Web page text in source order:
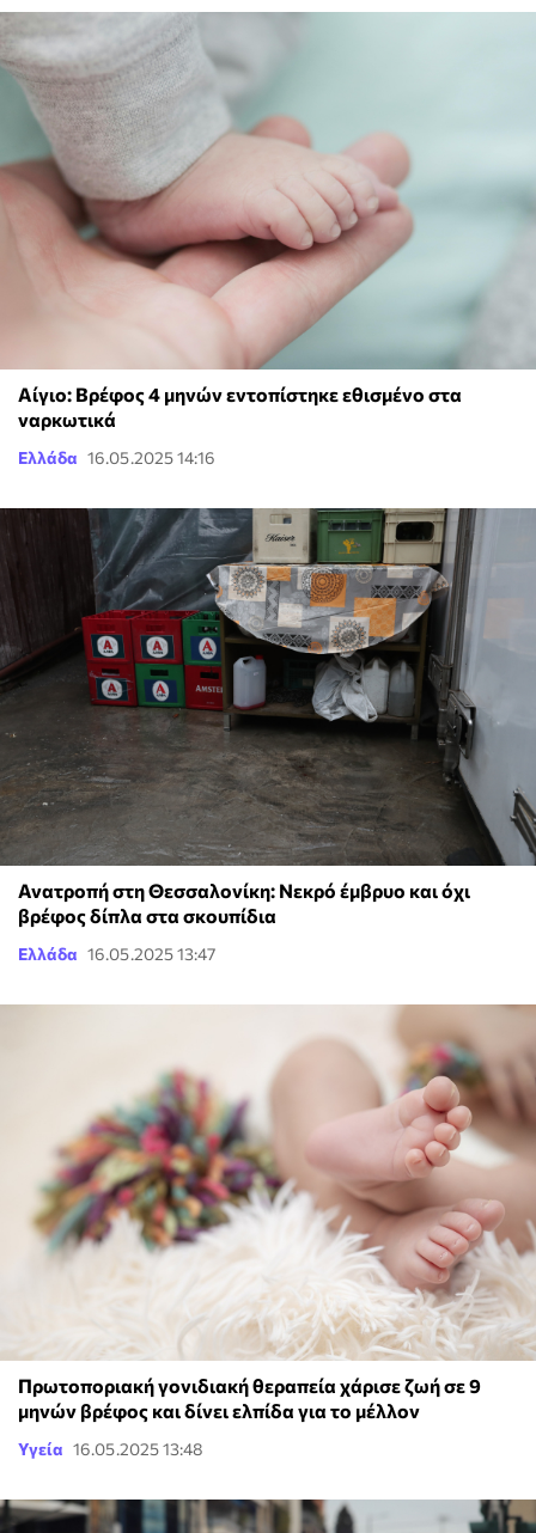
Αίγιο: Βρέφος 4 μηνών εντοπίστηκε εθισμένο στα
ναρκωτικά
Ελλάδα 16.05.2025 14:16
Ανατροπή στη Θεσσαλονίκη: Νεκρό έμβρυο και όχι
βρέφος δίπλα στα σκουπίδια
Ελλάδα 16.05.2025 13:47
Πρωτοποριακή γονιδιακή θεραπεία χάρισε ζωή σε 9
μηνών βρέφος και δίνει ελπίδα για το μέλλον
Υγεία 16.05.2025 13:48